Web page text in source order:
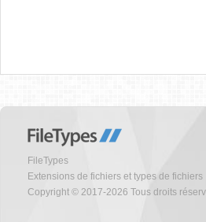
FileTypes
Extensions de fichiers et types de fichiers
Copyright © 2017-2026 Tous droits